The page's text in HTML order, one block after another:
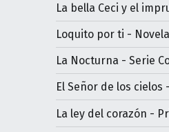
La bella Ceci y el
Loquito por ti -
La Nocturna - Serie
El Señor de los
La ley del corazón -